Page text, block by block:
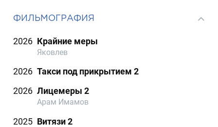
ФИЛЬМОГРАФИЯ
2026 Крайние меры
Яковлев
2026 Такси под прикрытием 2
2026 Лицемеры 2
Арам Имамов
2025 Витязи 2